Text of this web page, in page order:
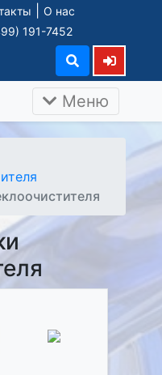
О нас
191-7452
Меню